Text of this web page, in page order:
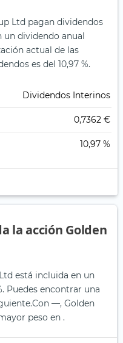
Ltd pagan dividendos
un dividendo anual
actual de las
es del 10,97 %.
Dividendos Interinos
0,7362 €
10,97 %
la acción Golden
está incluida en un
Puedes encontrar una
Con —, Golden
peso en .